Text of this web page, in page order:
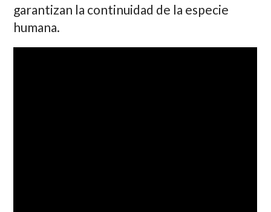
garantizan la continuidad de la especie
humana.